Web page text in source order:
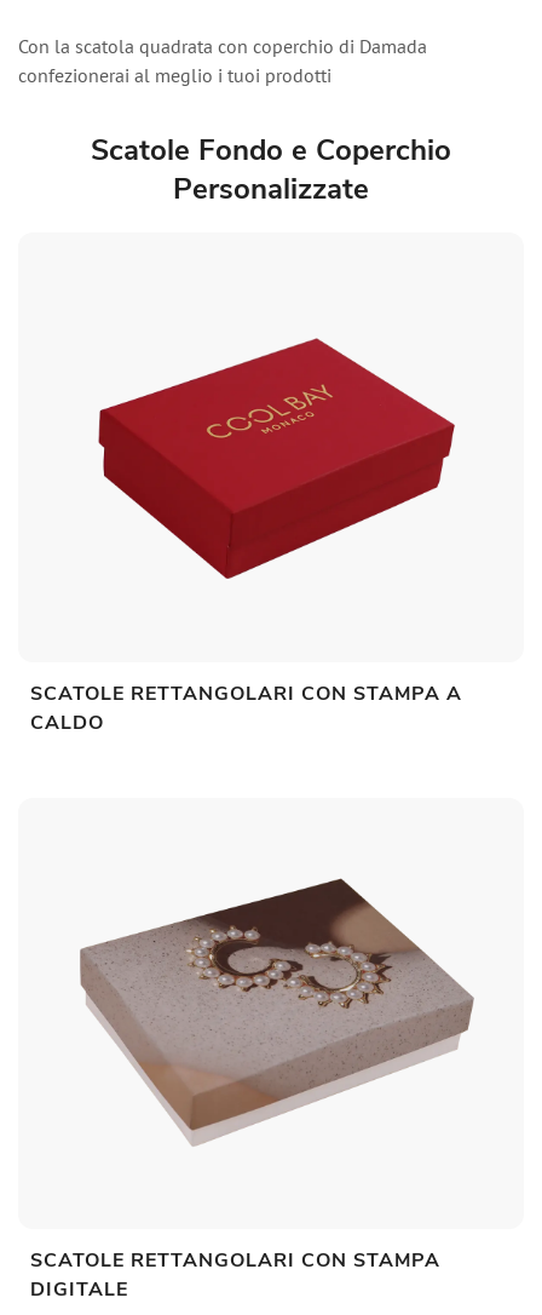
Con la scatola quadrata con coperchio di Damada
confezionerai al meglio i tuoi prodotti
Scatole Fondo e Coperchio
Personalizzate
SCATOLE RETTANGOLARI CON STAMPA A
CALDO
SCATOLE RETTANGOLARI CON STAMPA
DIGITALE